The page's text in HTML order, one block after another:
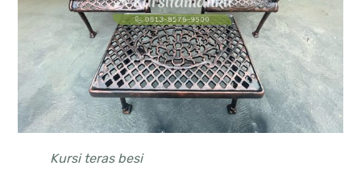
Kursi teras besi